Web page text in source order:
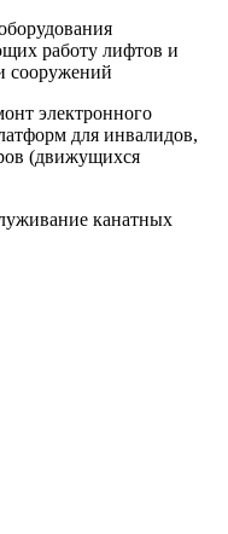
работу лифтов и
сооружений
электронного
для инвалидов,
(движущихся
канатных